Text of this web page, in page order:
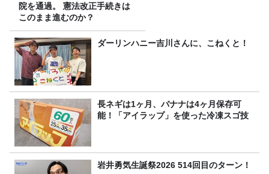
院を通過。 憲法改正手続きは
このまま進むのか？
ダーリンハニー吉川さんに、こねくと！
長ネギは1ヶ月、バナナは4ヶ月保存可
能！「アイラップ」を使った冷凍スゴ技
岩井勇気生誕祭2026 514回目のターン！